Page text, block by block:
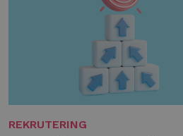
REKRUTERING